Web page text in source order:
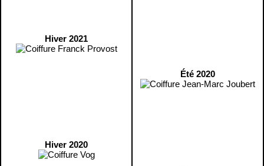
Hiver 2021
Hiver 2020
Été 2020